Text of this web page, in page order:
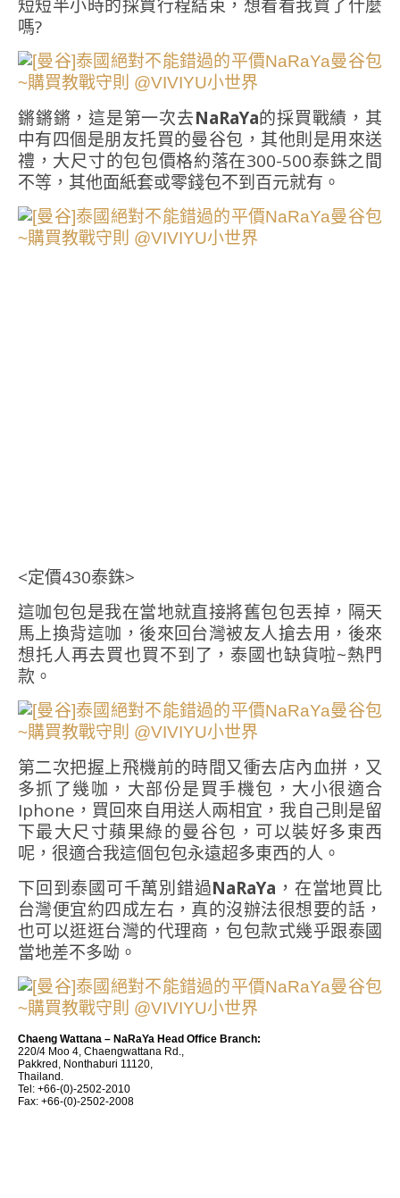
短短半小時的採買行程結束，想看看我買了什麼
嗎?
鏘鏘鏘，這是第一次去NaRaYa的採買戰績，其
中有四個是朋友托買的曼谷包，其他則是用來送
禮，大尺寸的包包價格約落在300-500泰銖之間
不等，其他面紙套或零錢包不到百元就有。
<定價430泰銖>
這咖包包是我在當地就直接將舊包包丟掉，隔天
馬上換背這咖，後來回台灣被友人搶去用，後來
想托人再去買也買不到了，泰國也缺貨啦~熱門
款。
第二次把握上飛機前的時間又衝去店內血拼，又
多抓了幾咖，大部份是買手機包，大小很適合
Iphone，買回來自用送人兩相宜，我自己則是留
下最大尺寸蘋果綠的曼谷包，可以裝好多東西
呢，很適合我這個包包永遠超多東西的人。
下回到泰國可千萬別錯過NaRaYa ，在當地買比
台灣便宜約四成左右，真的沒辦法很想要的話，
也可以逛逛台灣的代理商，包包款式幾乎跟泰國
當地差不多呦。
Chaeng Wattana – NaRaYa Head Office Branch:
220/4 Moo 4, Chaengwattana Rd.,
Pakkred, Nonthaburi 11120,
Thailand.
Tel: +66-(0)-2502-2010
Fax: +66-(0)-2502-2008